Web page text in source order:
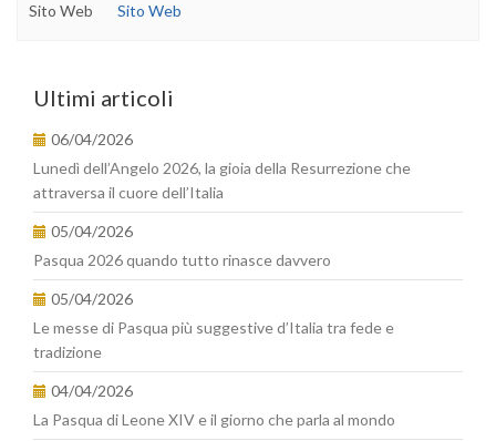
Sito Web
Sito Web
Ultimi articoli
06/04/2026
Lunedì dell’Angelo 2026, la gioia della Resurrezione che
attraversa il cuore dell’Italia
05/04/2026
Pasqua 2026 quando tutto rinasce davvero
05/04/2026
Le messe di Pasqua più suggestive d’Italia tra fede e
tradizione
04/04/2026
La Pasqua di Leone XIV e il giorno che parla al mondo